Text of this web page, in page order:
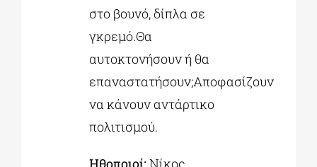
στο βουνό, δίπλα σε
γκρεμό.Θα
αυτοκτονήσουν ή θα
επαναστατήσουν;Αποφασίζουν
να κάνουν αντάρτικο
πολιτισμού.
Ηθοποιοί: Νίκος